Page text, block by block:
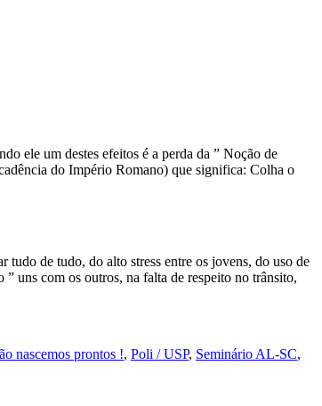
ele um destes efeitos é a perda da ” Noção de
do Império Romano) que significa: Colha o
de tudo, do alto stress entre os jovens, do uso de
uns com os outros, na falta de respeito no trânsito,
nascemos prontos !, Poli / USP, Seminário AL-SC,